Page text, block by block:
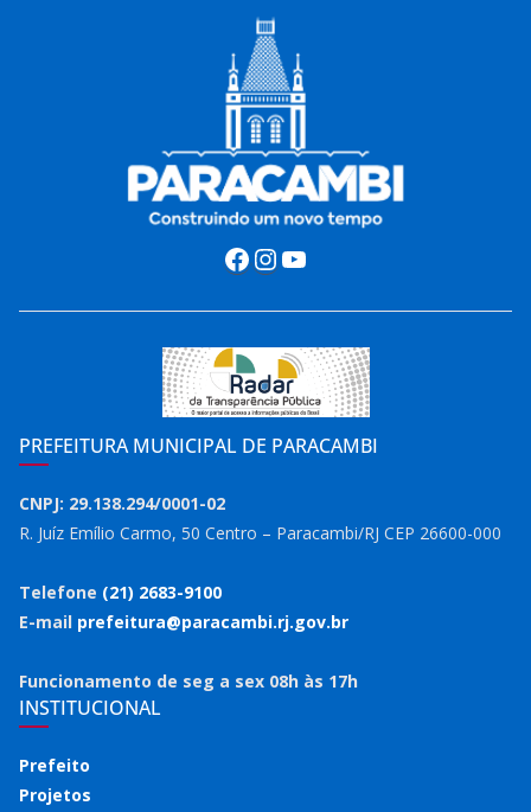
Facebook
Instagram
Youtube
PREFEITURA MUNICIPAL DE PARACAMBI
CNPJ: 29.138.294/0001-02
R. Juíz Emílio Carmo, 50 Centro – Paracambi/RJ CEP 26600-000
Telefone (21) 2683-9100
E-mail prefeitura@paracambi.rj.gov.br
Funcionamento de seg a sex 08h às 17h
INSTITUCIONAL
Prefeito
Projetos